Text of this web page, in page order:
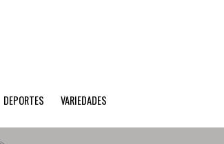
DEPORTES VARIEDADES